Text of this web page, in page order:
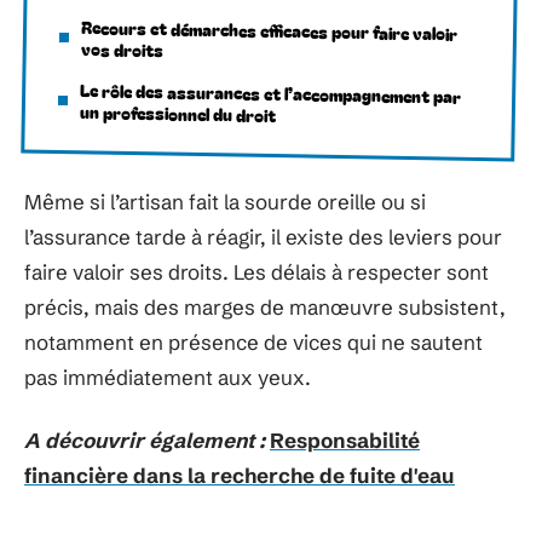
Recours et démarches efficaces pour faire valoir
vos droits
Le rôle des assurances et l’accompagnement par
un professionnel du droit
Même si l’artisan fait la sourde oreille ou si
l’assurance tarde à réagir, il existe des leviers pour
faire valoir ses droits. Les délais à respecter sont
précis, mais des marges de manœuvre subsistent,
notamment en présence de vices qui ne sautent
pas immédiatement aux yeux.
A découvrir également : Responsabilité
financière dans la recherche de fuite d'eau